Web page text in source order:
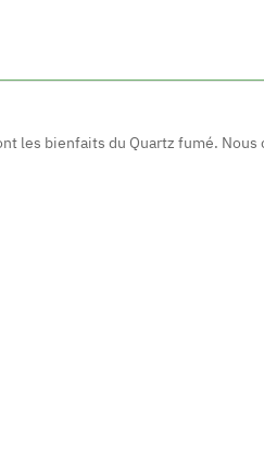
les bienfaits du Quartz fumé.